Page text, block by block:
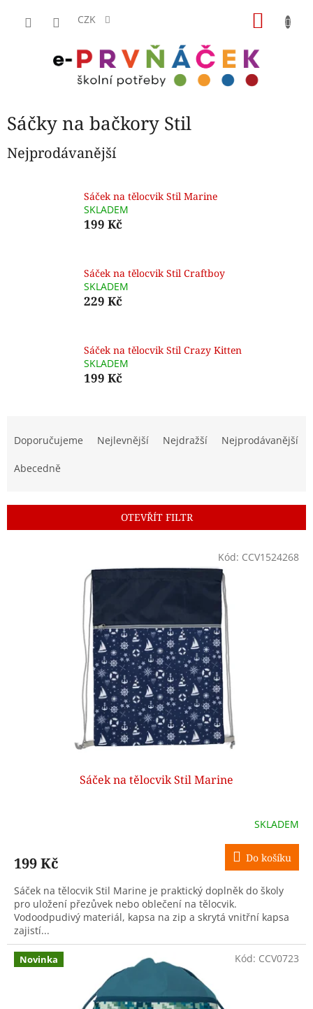
CZK
Sáčky na bačkory Stil
Nejprodávanější
Sáček na tělocvik Stil Marine
SKLADEM
199 Kč
Sáček na tělocvik Stil Craftboy
SKLADEM
229 Kč
Sáček na tělocvik Stil Crazy Kitten
SKLADEM
199 Kč
r
Doporučujeme Nejlevnější Nejdražší Nejprodávanější
Abecedně
OTEVŘÍT FILTR
Sáček na tělocvik Stil Marine
SKLADEM
199 Kč Do košíku
Sáček na tělocvik Stil Marine je praktický doplněk do školy
pro uložení přezůvek nebo oblečení na tělocvik.
Vodoodpudivý materiál, kapsa na zip a skrytá vnitřní kapsa
zajistí...
Kód: CCV1524268
Novinka Kód: CCV0723